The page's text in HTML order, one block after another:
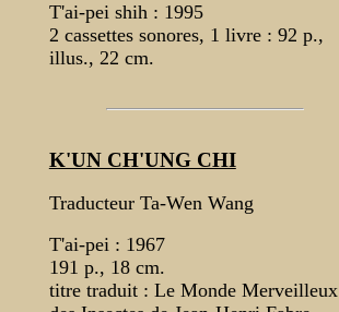
T'ai-pei shih : 1995
2 cassettes sonores, 1 livre : 92 p.,
illus., 22 cm.
K'UN CH'UNG CHI
Traducteur Ta-Wen Wang
T'ai-pei : 1967
191 p., 18 cm.
titre traduit : Le Monde Merveilleux